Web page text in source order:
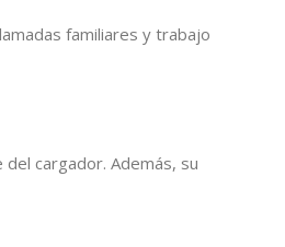
familiares y trabajo
cargador. Además, su